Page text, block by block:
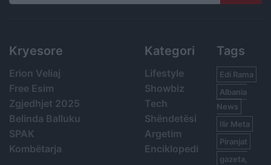
Search
Kryesore
Erion Veliaj
Free Esim
Zgjedhjet 2025
Belinda Balluku
SPAK
Kombëtarja
Kategori
Lifestyle
Showbiz
Tech
Shëndetësi
Argetim
Enciklopedi
Tags
Edi Rama
Albania
News
Ilir Meta
Piranjat
gazeta,